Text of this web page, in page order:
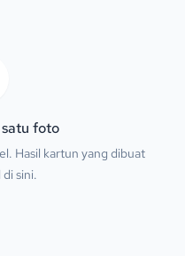
foto
Hasil kartun yang dibuat
sini.